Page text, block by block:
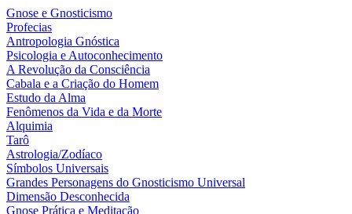
Gnose e Gnosticismo
Profecias
Antropologia Gnóstica
Psicologia e Autoconhecimento
A Revolução da Consciência
Cabala e a Criação do Homem
Estudo da Alma
Fenômenos da Vida e da Morte
Alquimia
Tarô
Astrologia/Zodíaco
Símbolos Universais
Grandes Personagens do Gnosticismo Universal
Dimensão Desconhecida
Gnose Prática e Meditação